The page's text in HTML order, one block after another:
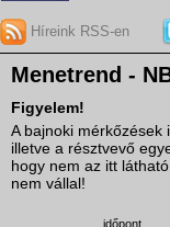
Híreink RSS-en
Menetrend -
Figyelem!
A bajnoki mérkőzések
illetve a résztvevő
hogy nem az itt
nem vállal!
időpont